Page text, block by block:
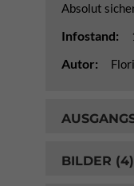
Absolut
Infostand:
Autor:
BILDER (4)